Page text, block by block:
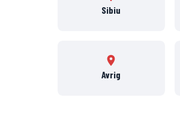
Sibiu
Avrig